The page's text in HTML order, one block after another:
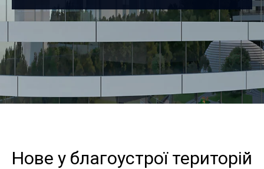
Нове у благоустрої територій